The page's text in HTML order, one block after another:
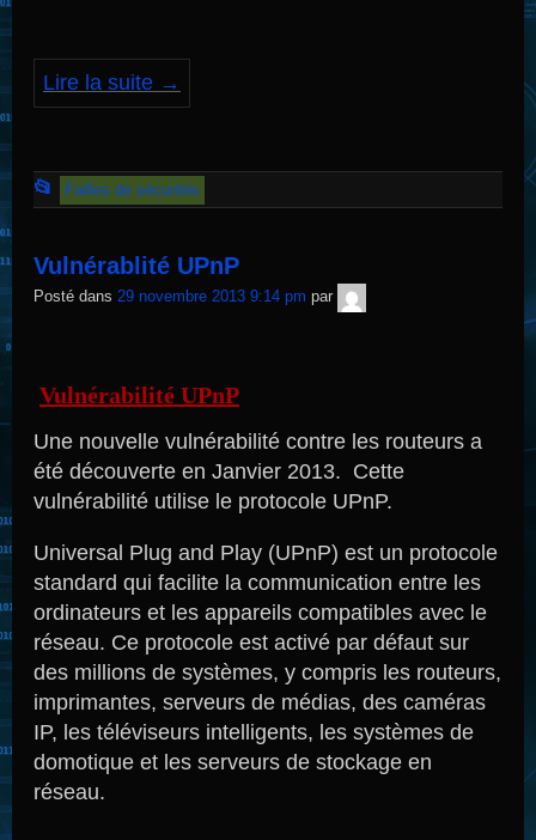
Lire la suite →
📂
Cet
été
Failles de sécurités
Vulnérablité UPnP
Posté dans 29 novembre 2013 9:14 pm par
Sécurité
Vulnérabilité UPnP
Une nouvelle vulnérabilité contre les routeurs a
été découverte en Janvier 2013. Cette
vulnérabilité utilise le protocole UPnP.
Universal Plug and Play (UPnP) est un protocole
standard qui facilite la communication entre les
ordinateurs et les appareils compatibles avec le
réseau. Ce protocole est activé par défaut sur
des millions de systèmes, y compris les routeurs,
imprimantes, serveurs de médias, des caméras
IP, les téléviseurs intelligents, les systèmes de
domotique et les serveurs de stockage en
réseau.